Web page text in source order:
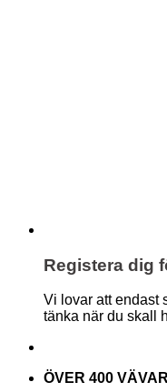
Registera dig
Vi lovar att endast
tänka när du skall
ÖVER 400